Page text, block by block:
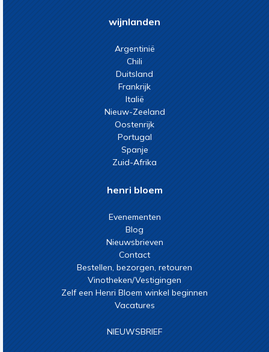
wijnlanden
Argentinië
Chili
Duitsland
Frankrijk
Italië
Nieuw-Zeeland
Oostenrijk
Portugal
Spanje
Zuid-Afrika
henri bloem
Evenementen
Blog
Nieuwsbrieven
Contact
Bestellen, bezorgen, retouren
Vinotheken/Vestigingen
Zelf een Henri Bloem winkel beginnen
Vacatures
NIEUWSBRIEF